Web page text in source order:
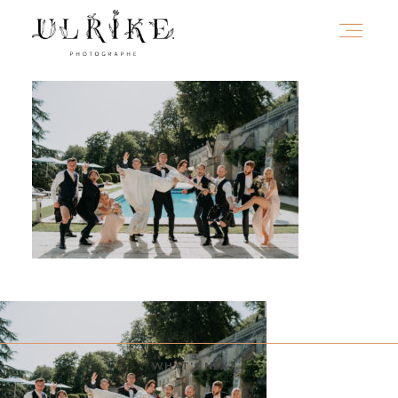
WHAT'S NEXT ?
HOME
A PROPOS
PORTFOLIO
INFOS
JOURNAL